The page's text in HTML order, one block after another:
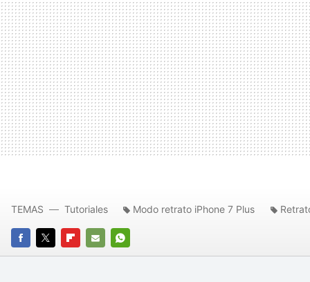
FACEBOOK
TWITTERFLIPBOARD
E-
WHATSAPP
TEMAS Tutoriales Modo retrato iPhone 7 Plus